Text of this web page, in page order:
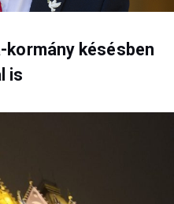
kormány késésben
is